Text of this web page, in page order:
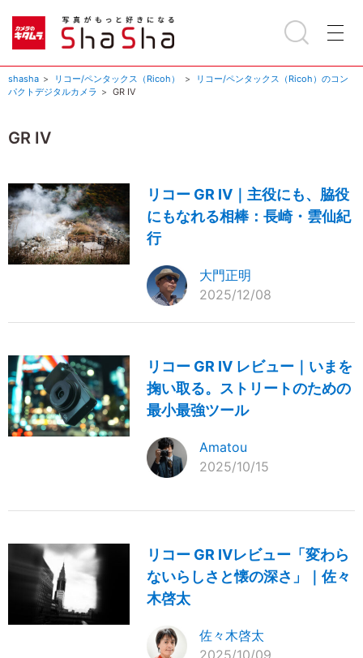
shasha リコー/ペンタックス（Ricoh）
リコー/ペンタックス（Ricoh）のコン
パクトデジタルカメラ
GR IV
GR IV
リコー GR IV｜主役にも、脇役
にもなれる相棒：長崎・雲仙紀
行
大門正明
2025/12/08
リコー GR IV レビュー｜いまを
掬い取る。ストリートのための
最小最強ツール
Amatou
2025/10/15
リコー GR IVレビュー「変わら
ないらしさと懐の深さ」｜佐々
木啓太
佐々木啓太
2025/10/09